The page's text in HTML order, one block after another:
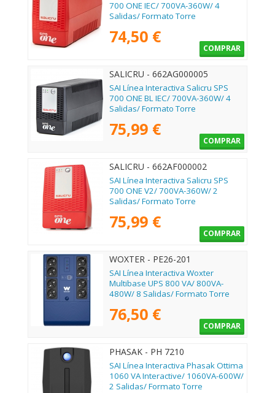
700 ONE IEC/ 700VA-360W/ 4
Salidas/ Formato Torre
74,50 €
COMPRAR
SALICRU - 662AG000005
SAI Línea Interactiva Salicru SPS
700 ONE BL IEC/ 700VA-360W/ 4
Salidas/ Formato Torre
75,99 €
COMPRAR
SALICRU - 662AF000002
SAI Línea Interactiva Salicru SPS
700 ONE V2/ 700VA-360W/ 2
Salidas/ Formato Torre
75,99 €
COMPRAR
WOXTER - PE26-201
SAI Línea Interactiva Woxter
Multibase UPS 800 VA/ 800VA-
480W/ 8 Salidas/ Formato Torre
76,50 €
COMPRAR
PHASAK - PH 7210
SAI Línea Interactiva Phasak Ottima
1060 VA Interactive/ 1060VA-600W/
2 Salidas/ Formato Torre